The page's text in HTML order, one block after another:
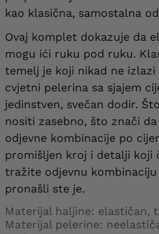
kao klasična, samostalna
Ovaj komplet dokazuje da
mogu ići ruku pod ruku.
temelj je koji nikad ne
cvjetni pelerina sa sjajem
jedinstven, svečan dodir.
nositi zasebno, što znači
odjevne kombinacije po
promišljen kroj i detalji koji
tražite odjevnu
pronašli ste je.
Materijal haljine: elastičan,
Materijal pelerine: